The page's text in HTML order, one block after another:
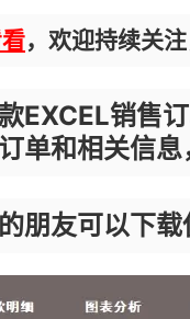
，欢迎持续关
EXCEL销售
单和相关信息
朋友可以下载